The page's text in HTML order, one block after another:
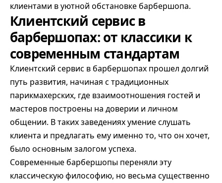
клиентами в уютной обстановке барбершопа.
Клиентский сервис в
барбершопах: от классики к
современным стандартам
Клиентский сервис в барбершопах прошел долгий
путь развития, начиная с традиционных
парикмахерских, где взаимоотношения гостей и
мастеров построены на доверии и личном
общении. В таких заведениях умение слушать
клиента и предлагать ему именно то, что он хочет,
было основным залогом успеха.
Современные барбершопы переняли эту
классическую философию, но весьма существенно